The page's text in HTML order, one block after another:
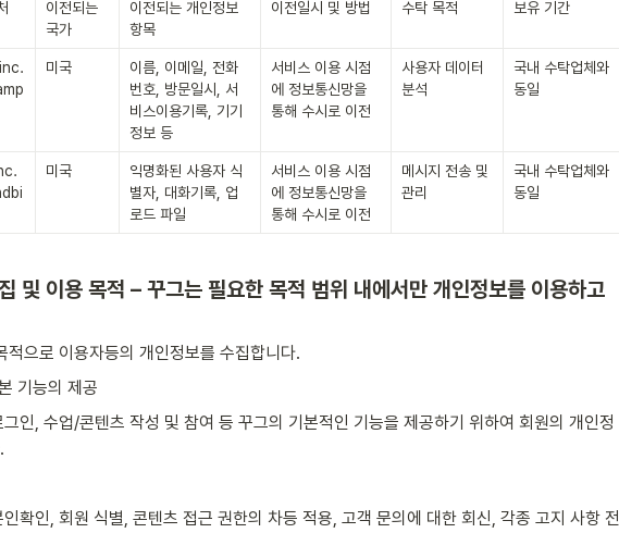
이전되는
국가
이전되는 개인정보
항목
이전일시 및 방법 수탁 목적 보유 기간
미국
이름, 이메일, 전화
번호, 방문일시, 서
비스이용기록, 기기
정보 등
서비스 이용 시점
에 정보통신망을
통해 수시로 이전
사용자 데이터
분석
국내 수탁업체와
동일
미국
익명화된 사용자 식
별자, 대화기록, 업
로드 파일
서비스 이용 시점
에 정보통신망을
통해 수시로 이전
메시지 전송 및
관리
국내 수탁업체와
동일
및 이용 목적 – 꾸그는 필요한 목적 범위 내에서만 개인정보를 이용하고
적으로 이용자등의 개인정보를 수집합니다.
기능의 제공
인, 수업/콘텐츠 작성 및 참여 등 꾸그의 기본적인 기능을 제공하기 위하여 회원의 개인정
확인, 회원 식별, 콘텐츠 접근 권한의 차등 적용, 고객 문의에 대한 회신, 각종 고지 사항 전